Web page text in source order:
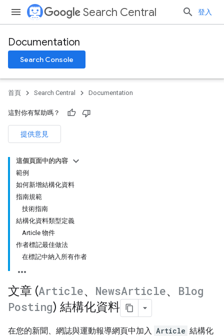
Search Central 登入
Documentation
Search Console
首頁 Search Central Documentation
這對你有幫助嗎？
提供意見
這個頁面中的內容
範例
如何新增結構化資料
指南規範
技術指南
結構化資料類型定義
Article 物件
作者標記最佳做法
在標記中納入所有作者
文章 (Article、 NewsArticle、 Blog
Posting) 結構化資料
在您的新聞、網誌與運動報導網頁中加入 Article 結構化